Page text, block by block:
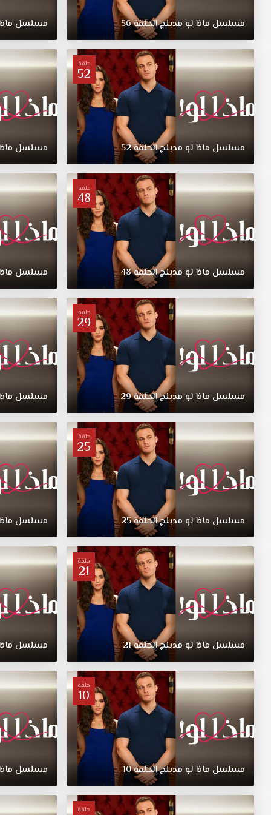
عشق
حول
شاب
يتوفى
والده
الثري
ويترك
تحت
من
بعدة
ولكن
كتب
بالوصية
ماذا
60
مدبلجة
قصة
عشق
شرط
ابنة
بالعناية
بأخوتة
الصغار
من
اخرى
مسلسل
الحلقة
60
موقع
قصة
شاب
يتوفى
الثري
كل
ممتلكاتة
تحت
تصرفة
من
بعدة
كتب
بالوصية
شرط
مسلسل ماذا لو مدبلجالحلقة56 مسلسل
حلقة
52
مسلسل ماذا لو مدبلجالحلقة52 مسلسل
حلقة
48
مسلسل ماذا لو مدبلجالحلقة48 مسلسل
حلقة
29
مسلسل ماذا لو مدبلجالحلقة29 مسلسل
حلقة
25
مسلسل ماذا لو مدبلجالحلقة25 مسلسل
حلقة
21
مسلسل ماذا لو مدبلجالحلقة21 مسلسل
حلقة
10
مسلسل ماذا لو مدبلجالحلقة10 مسلسل
حلقة